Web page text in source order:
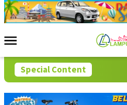
Skip
to
Menu
Special Content